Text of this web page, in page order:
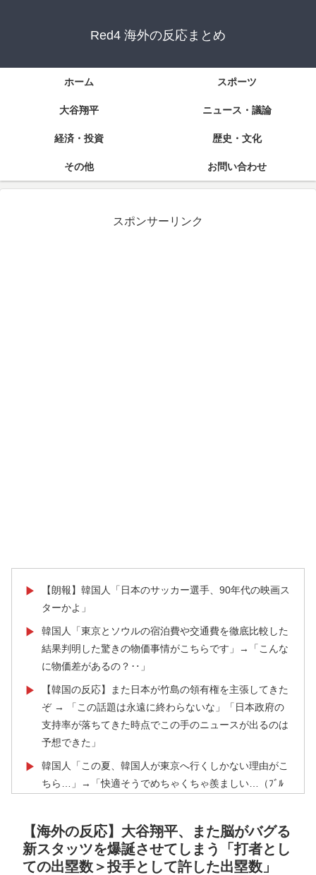
Red4 海外の反応まとめ
ホーム スポーツ
大谷翔平 ニュース・議論
経済・投資 歴史・文化
その他 お問い合わせ
スポンサーリンク
▶
【朗報】韓国人「日本のサッカー選手、90年代の映画ス
ターかよ」
▶
韓国人「東京とソウルの宿泊費や交通費を徹底比較した
結果判明した驚きの物価事情がこちらです」→「こんな
に物価差があるの？‥」
▶
【韓国の反応】また日本が竹島の領有権を主張してきた
ぞ → 「この話題は永遠に終わらないな」「日本政府の
支持率が落ちてきた時点でこの手のニュースが出るのは
予想できた」
▶
韓国人「この夏、韓国人が東京へ行くしかない理由がこ
ちら…」→「快適そうでめちゃくちゃ羨ましい…（ﾌﾞﾙ
▶ 外国人「日本の未来は安泰だ」16歳MF三井寺眞、衝撃
ゴール！久保建英超え歴代2位の記録！3得点に絡む活躍
で海外絶賛！【海外の反応】
【海外の反応】大谷翔平、また脳がバグる
新スタッツを爆誕させてしまう「打者とし
ての出塁数＞投手として許した出塁数」